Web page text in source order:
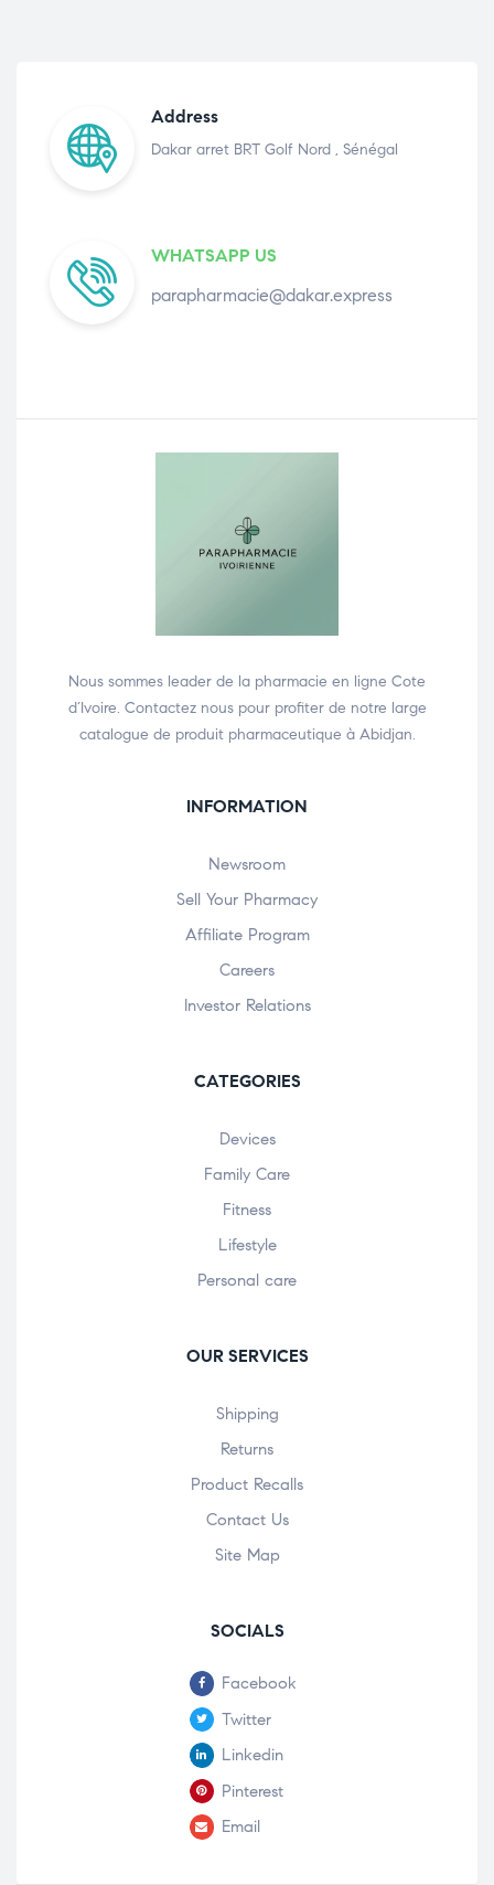
Address
Dakar arret BRT Golf Nord , Sénégal
WHATSAPP US
parapharmacie@dakar.express
Nous sommes leader de la pharmacie en ligne Cote
d’Ivoire. Contactez nous pour profiter de notre large
catalogue de produit pharmaceutique à Abidjan.
INFORMATION
Newsroom
Sell Your Pharmacy
Affiliate Program
Careers
Investor Relations
CATEGORIES
Devices
Family Care
Fitness
Lifestyle
Personal care
OUR SERVICES
Shipping
Returns
Product Recalls
Contact Us
Site Map
SOCIALS
Facebook
Twitter
Linkedin
Pinterest
Email